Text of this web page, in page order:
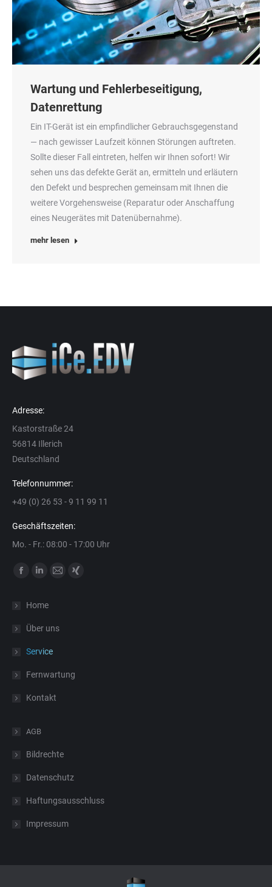
Wartung und Fehlerbeseitigung,
Datenrettung
Ein IT-Gerät ist ein emp­find­li­cher Gebrauchs­ge­gen­stand
— nach gewis­ser Lauf­zeit kön­nen Stö­run­gen auf­tre­ten.
Soll­te die­ser Fall ein­tre­ten, hel­fen wir Ihnen sofort! Wir
sehen uns das defek­te Gerät an, ermit­teln und erläu­tern
den Defekt und bespre­chen gemein­sam mit Ihnen die
wei­te­re Vor­ge­hens­wei­se (Repa­ra­tur oder Anschaf­fung
eines Neu­ge­rä­tes mit Datenübernahme).
mehr lesen
Adresse:
Kastorstraße 24
56814 Illerich
Deutschland
Telefonnummer:
+49 (0) 26 53 - 9 11 99 11
Geschäftszeiten:
Mo. - Fr.: 08:00 - 17:00 Uhr
Finden Sie uns auf:
opens
in
window
opens
in
window
opens
window
XING
Home
Über uns
Service
Fernwartung
Kontakt
AGB
Bildrechte
Datenschutz
Haftungsausschluss
Impressum